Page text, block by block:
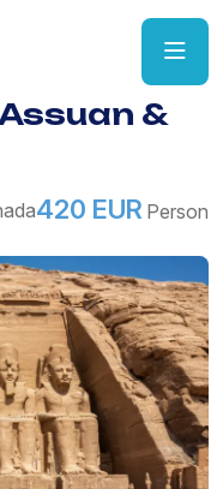
&
420 EUR Person